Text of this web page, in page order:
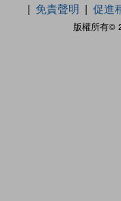
版權所有©
免責聲明
促進